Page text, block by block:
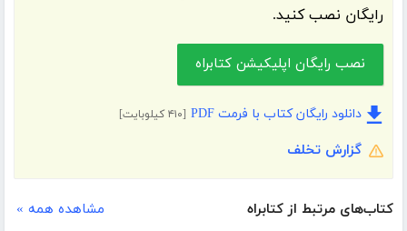
رایگان نصب کنید.
نصب رایگان اپلیکیشن کتابراه
دانلود رایگان کتاب با فرمت PDF [۴۱۰ کیلوبایت]
گزارش تخلف
کتاب‌های مرتبط از کتابراه مشاهده همه »